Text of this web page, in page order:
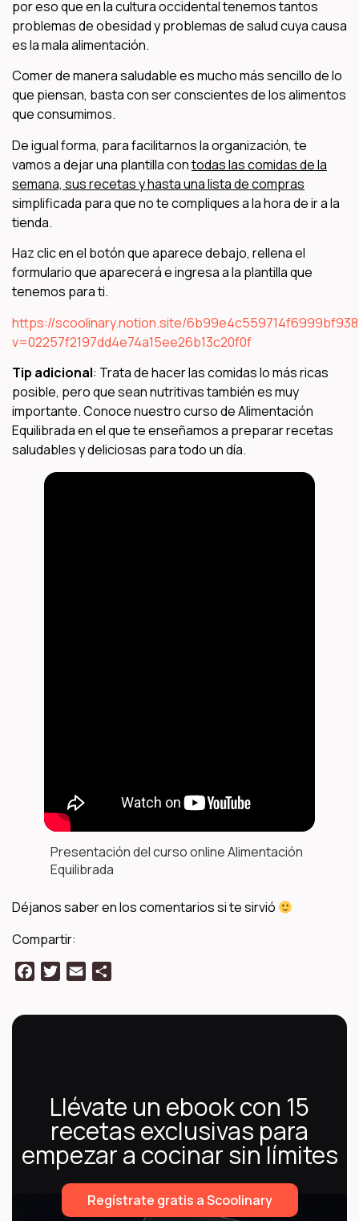
por eso que en la cultura occidental tenemos tantos
problemas de obesidad y problemas de salud cuya causa
es la mala alimentación.
Comer de manera saludable es mucho más sencillo de lo
que piensan, basta con ser conscientes de los alimentos
que consumimos.
De igual forma, para facilitarnos la organización, te
vamos a dejar una plantilla contodas las comidas de la
semana, sus recetas y hasta una lista de compras
simplificada para que no te compliques a la hora de ir a la
tienda.
Haz clic en el botón que aparece debajo, rellena el
formulario que aparecerá e ingresa a la plantilla que
tenemos para ti.
https://scoolinary.notion.site/
v=02257f2197dd4e74a15ee26b13c20f0f
Tip adicional: Trata de hacer las comidas lo más ricas
posible, pero que sean nutritivas también es muy
importante. Conoce nuestro curso de Alimentación
Equilibrada en el que te enseñamos a preparar recetas
saludables y deliciosas para todo un día.
Presentación del curso online Alimentación
Equilibrada
Déjanos saber en los comentarios si te sirvió
Compartir:
FacebookTwitter
Email
Llévate un ebook con 15
recetas exclusivas para
empezar a cocinar sin límites
Regístrate gratis a Scoolinary